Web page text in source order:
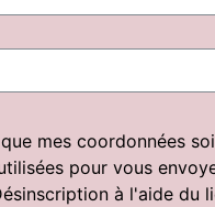
mes coordonnées
pour vous
à l'aide du